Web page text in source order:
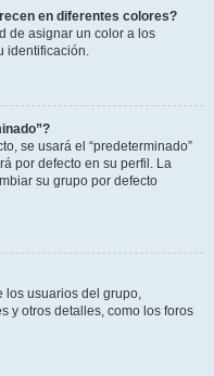
en diferentes colores?
de asignar un color a los
identificación.
se usará el “predeterminado”
por defecto en su perfil. La
su grupo por defecto
los usuarios del grupo,
y otros detalles, como los foros